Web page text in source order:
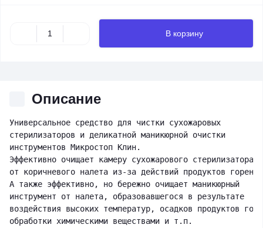
В корзину
Описание
Универсальное средство для чистки сухожаровых
стерилизаторов и деликатной маникюрной очистки
инструментов Микростоп Клин.
Эффективно очищает камеру сухожарового стерилизатора.
от коричневого налета из-за действий продуктов
А также эффективно, но бережно очищает маникюрный
инструмент от налета, образовавшегося в результате
воздействия высоких температур, осадков продуктов
обработки химическими веществами и т.п.